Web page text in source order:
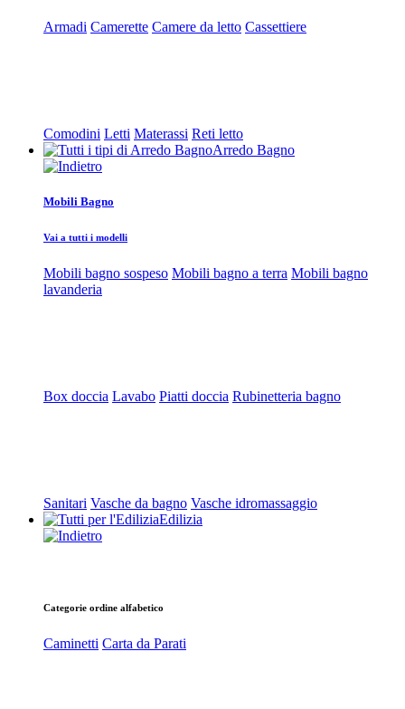
Armadi Camerette Camere da letto Cassettiere
Comodini Letti Materassi Reti letto
Arredo Bagno
Mobili Bagno
Vai a tutti i modelli
Mobili bagno sospeso Mobili bagno a terra Mobili bagno
lavanderia
Box doccia Lavabo Piatti doccia Rubinetteria bagno
Sanitari Vasche da bagno Vasche idromassaggio
Edilizia
Categorie ordine alfabetico
Caminetti Carta da Parati